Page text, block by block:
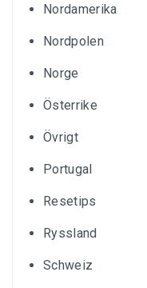
Nordamerika
Nordpolen
Norge
Österrike
Övrigt
Portugal
Resetips
Ryssland
Schweiz